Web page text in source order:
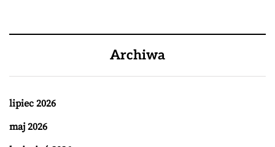
Archiwa
lipiec 2026
maj 2026